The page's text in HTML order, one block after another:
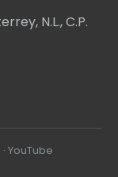
N.L., C.P.
· YouTube